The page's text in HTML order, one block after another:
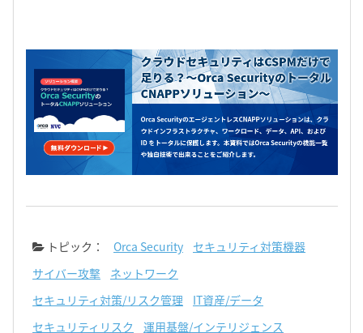
トピック： Orca Security
セキュリティ対策機器
サイバー攻撃
ネットワーク
セキュリティ対策/リスク管理
IT資産/データ
セキュリティリスク
運用基盤/インテリジェンス